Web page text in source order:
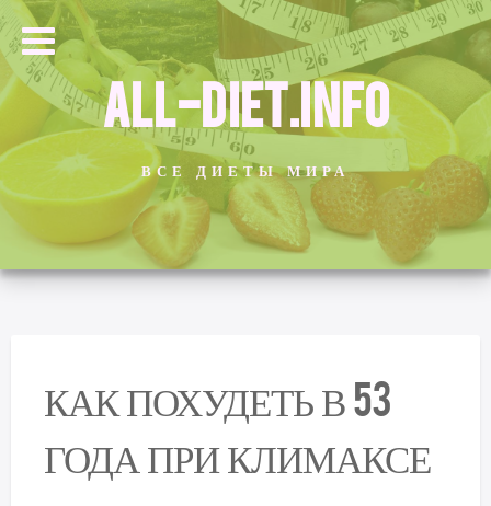
ALL-DIET.INFO
ВСЕ ДИЕТЫ МИРА
КАК ПОХУДЕТЬ В 53
ГОДА ПРИ КЛИМАКСЕ